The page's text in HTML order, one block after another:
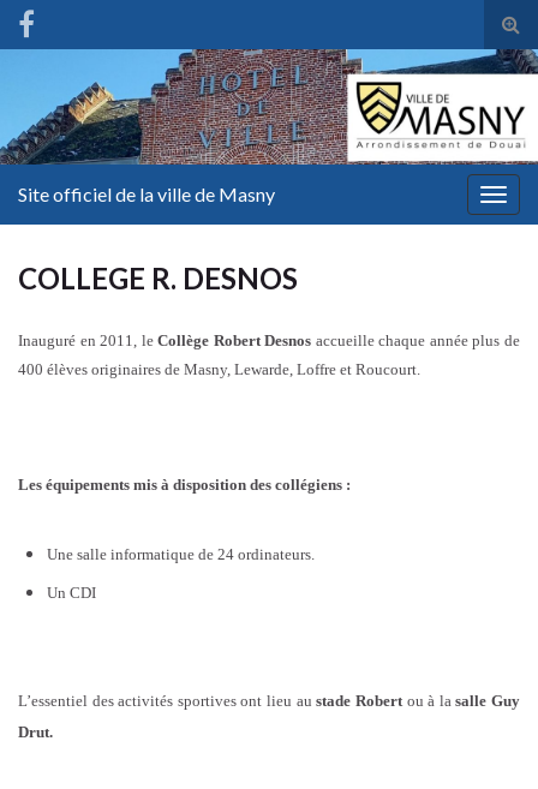
Site officiel de la ville de Masny
COLLEGE R. DESNOS
Inauguré en 2011, leCollège Robert Desnos accueille chaque année plus de
400 élèves originaires de Masny, Lewarde, Loffre et Roucourt.
Les équipements mis à disposition des collégiens :
Une salle informatique de 24 ordinateurs.
Un CDI
L’essentiel des activités sportives ont lieu austade Robertou à lasalle Guy
Drut.